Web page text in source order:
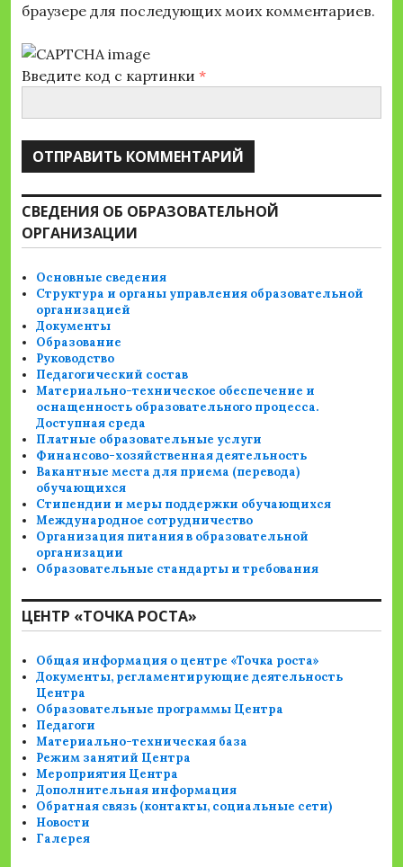
браузере для последующих моих комментариев.
Введите код с картинки *
СВЕДЕНИЯ ОБ ОБРАЗОВАТЕЛЬНОЙ
ОРГАНИЗАЦИИ
Основные сведения
Структура и органы управления образовательной
организацией
Документы
Образование
Руководство
Педагогический состав
Материально-техническое обеспечение и
оснащенность образовательного процесса.
Доступная среда
Платные образовательные услуги
Финансово-хозяйственная деятельность
Вакантные места для приема (перевода)
обучающихся
Стипендии и меры поддержки обучающихся
Международное сотрудничество
Организация питания в образовательной
организации
Образовательные стандарты и требования
ЦЕНТР «ТОЧКА РОСТА»
Общая информация о центре «Точка роста»
Документы, регламентирующие деятельность
Центра
Образовательные программы Центра
Педагоги
Материально-техническая база
Режим занятий Центра
Мероприятия Центра
Дополнительная информация
Обратная связь (контакты, социальные сети)
Новости
Галерея